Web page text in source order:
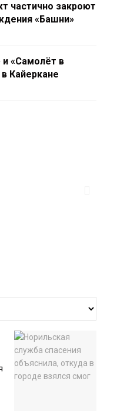
частично закроют
«Башни»
«Самолёт в
Кайеркане